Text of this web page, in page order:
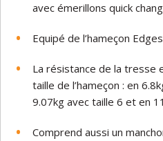
avec émerillons quick
Equipé de l’hameçon
La résistance de la tresse
taille de l’hameçon : en
9.07kg avec taille 6 et en
Comprend aussi un